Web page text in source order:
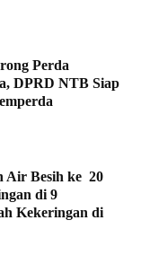
Perda
DPRD NTB Siap
Air Besih ke 20
di 9
Kekeringan di